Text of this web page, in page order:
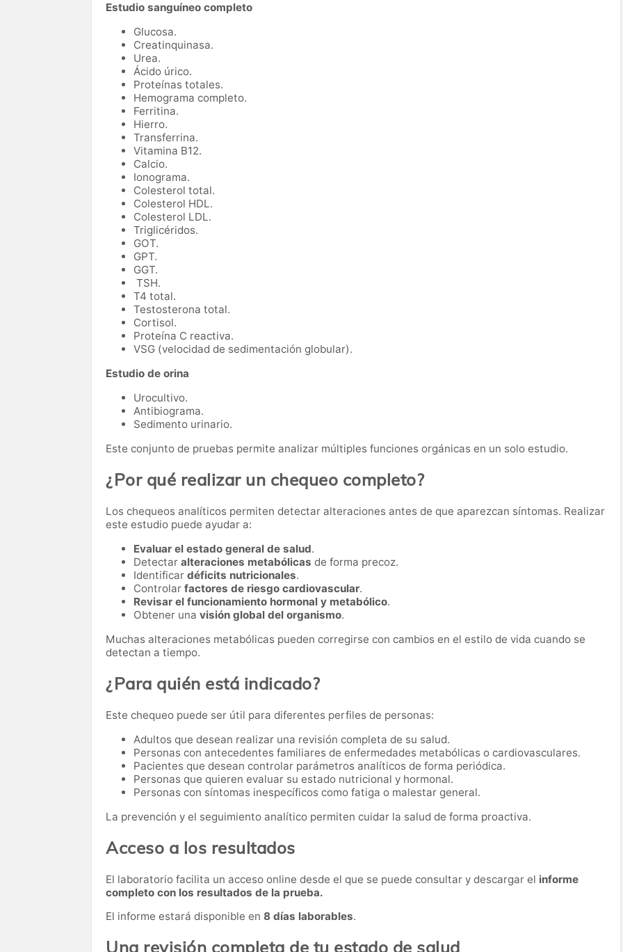
Estudio sanguíneo completo
Glucosa.
Creatinquinasa.
Urea.
Ácido úrico.
Proteínas totales.
Hemograma completo.
Ferritina.
Hierro.
Transferrina.
Vitamina B12.
Calcio.
Ionograma.
Colesterol total.
Colesterol HDL.
Colesterol LDL.
Triglicéridos.
GOT.
GPT.
GGT.
TSH.
T4 total.
Testosterona total.
Cortisol.
Proteína C reactiva.
VSG (velocidad de sedimentación globular).
Estudio de orina
Urocultivo.
Antibiograma.
Sedimento urinario.
Este conjunto de pruebas permite analizar múltiples funciones orgánicas en un solo estudio.
¿Por qué realizar un chequeo completo?
Los chequeos analíticos permiten detectar alteraciones antes de que aparezcan síntomas. Realizar
este estudio puede ayudar a:
Evaluar el estado general de salud.
Detectar alteraciones metabólicas de forma precoz.
Identificar déficits nutricionales.
Controlar factores de riesgo cardiovascular.
Revisar el funcionamiento hormonal y metabólico.
Obtener una visión global del organismo.
Muchas alteraciones metabólicas pueden corregirse con cambios en el estilo de vida cuando se
detectan a tiempo.
¿Para quién está indicado?
Este chequeo puede ser útil para diferentes perfiles de personas:
Adultos que desean realizar una revisión completa de su salud.
Personas con antecedentes familiares de enfermedades metabólicas o cardiovasculares.
Pacientes que desean controlar parámetros analíticos de forma periódica.
Personas que quieren evaluar su estado nutricional y hormonal.
Personas con síntomas inespecíficos como fatiga o malestar general.
La prevención y el seguimiento analítico permiten cuidar la salud de forma proactiva.
Acceso a los resultados
El laboratorio facilita un acceso online desde el que se puede consultar y descargar el informe
completo con los resultados de la prueba.
El informe estará disponible en 8 días laborables.
Una revisión completa de tu estado de salud